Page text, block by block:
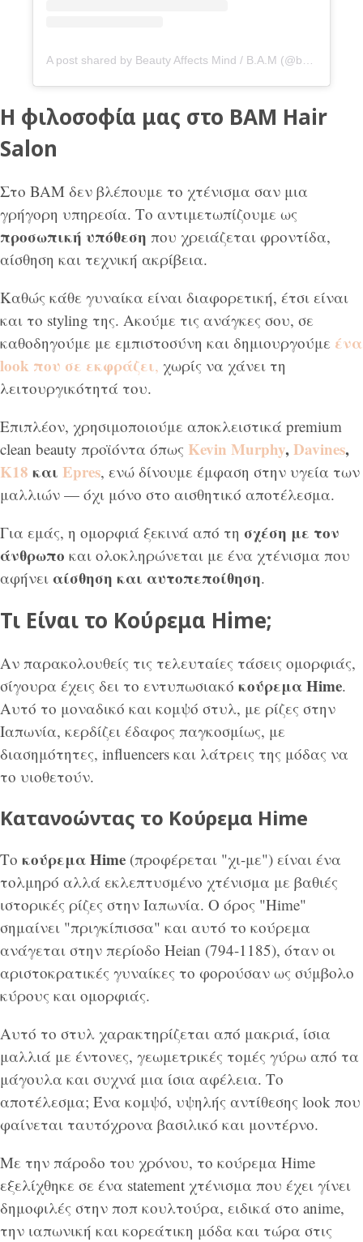
A post shared by Beauty Affects Mind / B.A.M (@bamhairsalon.gr)
Η φιλοσοφία μας στο BAM Hair
Salon
Στο BAM δεν βλέπουμε το χτένισμα σαν μια
γρήγορη υπηρεσία. Το αντιμετωπίζουμε ως
προσωπική υπόθεση που χρειάζεται φροντίδα,
αίσθηση και τεχνική ακρίβεια.
Καθώς κάθε γυναίκα είναι διαφορετική, έτσι είναι
και το styling της. Ακούμε τις ανάγκες σου, σε
καθοδηγούμε με εμπιστοσύνη και δημιουργούμε ένα
look που σε εκφράζει, χωρίς να χάνει τη
λειτουργικότητά του.
Επιπλέον, χρησιμοποιούμε αποκλειστικά premium
clean beauty προϊόντα όπως Kevin Murphy,Davines,
K18 και Epres, ενώ δίνουμε έμφαση στην υγεία των
μαλλιών — όχι μόνο στο αισθητικό αποτέλεσμα.
Για εμάς, η ομορφιά ξεκινά από τη σχέση με τον
άνθρωπο και ολοκληρώνεται με ένα χτένισμα που
αφήνει αίσθηση και αυτοπεποίθηση.
Τι Είναι το Κούρεμα Hime;
Αν παρακολουθείς τις τελευταίες τάσεις ομορφιάς,
σίγουρα έχεις δει το εντυπωσιακό κούρεμα Hime.
Αυτό το μοναδικό και κομψό στυλ, με ρίζες στην
Ιαπωνία, κερδίζει έδαφος παγκοσμίως, με
διασημότητες, influencers και λάτρεις της μόδας να
το υιοθετούν.
Κατανοώντας το Κούρεμα Hime
Το κούρεμα Hime (προφέρεται "χι-με") είναι ένα
τολμηρό αλλά εκλεπτυσμένο χτένισμα με βαθιές
ιστορικές ρίζες στην Ιαπωνία. Ο όρος "Hime"
σημαίνει "πριγκίπισσα" και αυτό το κούρεμα
ανάγεται στην περίοδο Heian (794-1185), όταν οι
αριστοκρατικές γυναίκες το φορούσαν ως σύμβολο
κύρους και ομορφιάς.
Αυτό το στυλ χαρακτηρίζεται από μακριά, ίσια
μαλλιά με έντονες, γεωμετρικές τομές γύρω από τα
μάγουλα και συχνά μια ίσια αφέλεια. Το
αποτέλεσμα; Ένα κομψό, υψηλής αντίθεσης look που
φαίνεται ταυτόχρονα βασιλικό και μοντέρνο.
Με την πάροδο του χρόνου, το κούρεμα Hime
εξελίχθηκε σε ένα statement χτένισμα που έχει γίνει
δημοφιλές στην ποπ κουλτούρα, ειδικά στο anime,
την ιαπωνική και κορεάτικη μόδα και τώρα στις